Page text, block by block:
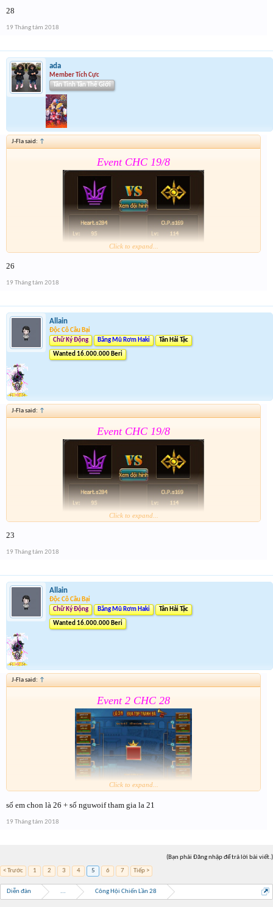
Nhớ tham gia event 2 . Event 2 sẽ đóng cùng thời
gian Event CHC 19/8
28
19 Tháng tám 2018
ada
Member Tích Cực
Tân Tinh Tân Thế Giới
J-Fla said: ↑
Event CHC 19/8
Nhớ tham gia event 2 . Event 2 sẽ đóng cùng thời
gian Event CHC 19/8
Click to expand...
26
19 Tháng tám 2018
Allain
Độc Cô Cầu Bại
Chữ Ký Động
Băng Mũ Rơm Haki Tân Hải Tặc
Wanted 16.000.000 Beri
J-Fla said: ↑
Event CHC 19/8
Nhớ tham gia event 2 . Event 2 sẽ đóng cùng thời
gian Event CHC 19/8
Click to expand...
23
19 Tháng tám 2018
Allain
Độc Cô Cầu Bại
Chữ Ký Động
Băng Mũ Rơm Haki Tân Hải Tặc
Wanted 16.000.000 Beri
J-Fla said: ↑
Event 2 CHC 28
Form :https://goo.gl/9yi8dF
Tham gia đủ các bước để k bị loại nhảm . Event 2 sẽ
Click to expand...
số em chon là 26 + số nguwoif tham gia la 21
19 Tháng tám 2018
(Bạn phải Đăng nhập để trả lời bài viết.)
< Trước
1 2 3 4 5 6 7 Tiếp >
Diễn đàn ... Công Hội Chiến Lần 28